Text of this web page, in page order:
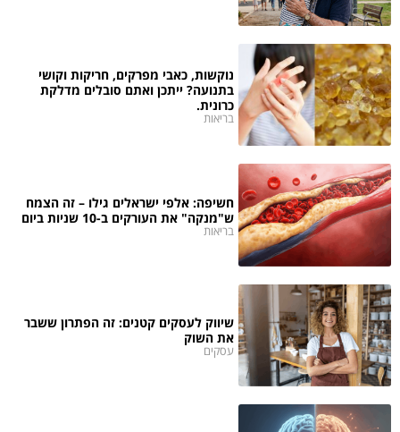
נוקשות, כאבי מפרקים, חריקות וקושי
בתנועה? ייתכן ואתם סובלים מדלקת
כרונית.
בריאות
חשיפה: אלפי ישראלים גילו – זה הצמח
ש"מנקה" את העורקים ב-10 שניות ביום
בריאות
שיווק לעסקים קטנים: זה הפתרון ששבר
את השוק
עסקים